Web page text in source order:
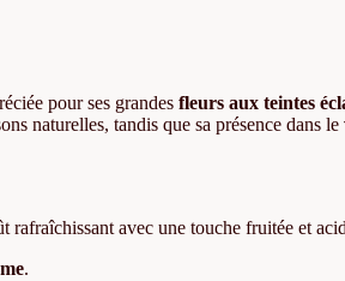
pour ses grandesfleurs aux teintes
naturelles, tandis que sa présence dans le
rafraîchissant avec une touche fruitée et
.